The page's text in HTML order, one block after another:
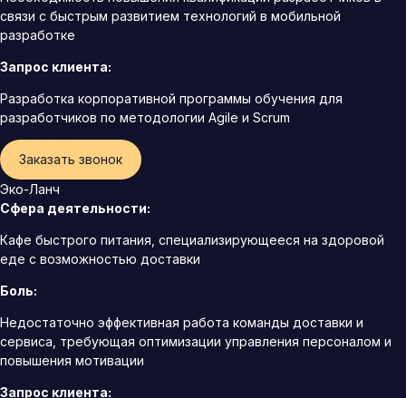
связи с быстрым развитием технологий в мобильной
разработке
Запрос клиента:
Разработка корпоративной программы обучения для
разработчиков по методологии Agile и Scrum
Заказать звонок
Эко-Ланч
Сфера деятельности:
Кафе быстрого питания, специализирующееся на здоровой
еде с возможностью доставки
Боль:
Недостаточно эффективная работа команды доставки и
сервиса, требующая оптимизации управления персоналом и
повышения мотивации
Запрос клиента: